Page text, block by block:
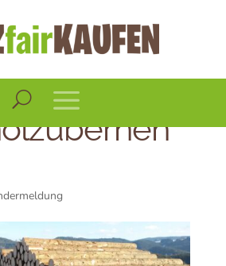
und
zum